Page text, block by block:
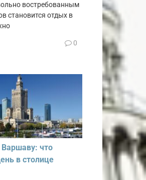
востребованным
становится отдых в
0
что
в столице